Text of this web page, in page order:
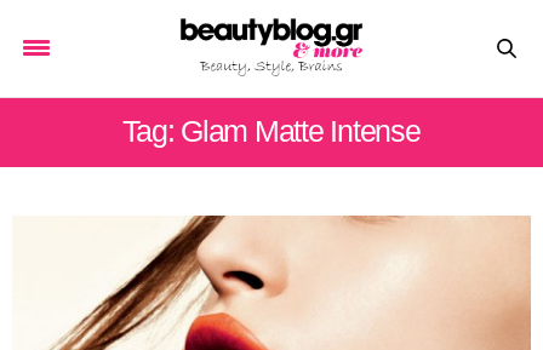
Tag: Glam Matte Intense